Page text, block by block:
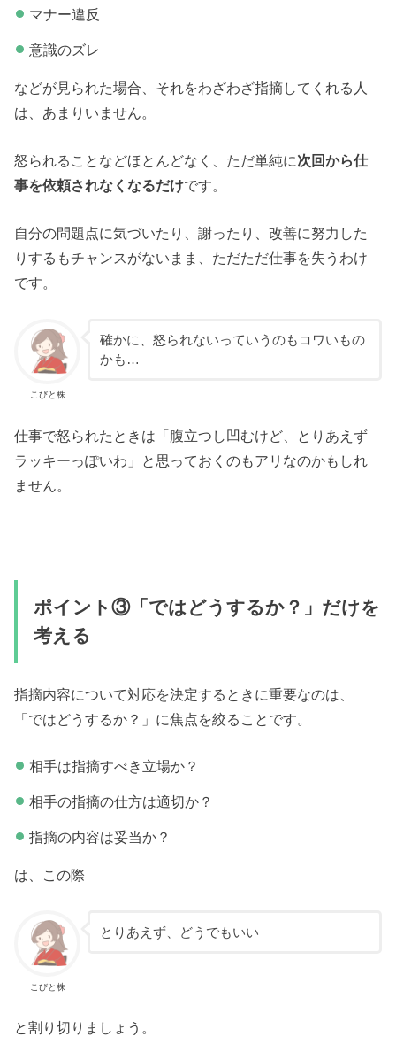
マナー違反
意識のズレ
などが見られた場合、それをわざわざ指摘してくれる人
は、あまりいません。
怒られることなどほとんどなく、ただ単純に次回から仕
事を依頼されなくなるだけです。
自分の問題点に気づいたり、謝ったり、改善に努力した
りするもチャンスがないまま、ただただ仕事を失うわけ
です。
こびと株
確かに、怒られないっていうのもコワいもの
かも…
仕事で怒られたときは「腹立つし凹むけど、とりあえず
ラッキーっぽいわ」と思っておくのもアリなのかもしれ
ません。
ポイント③「ではどうするか？」だけを
考える
指摘内容について対応を決定するときに重要なのは、
「ではどうするか？」に焦点を絞ることです。
相手は指摘すべき立場か？
相手の指摘の仕方は適切か？
指摘の内容は妥当か？
は、この際
こびと株
とりあえず、どうでもいい
と割り切りましょう。